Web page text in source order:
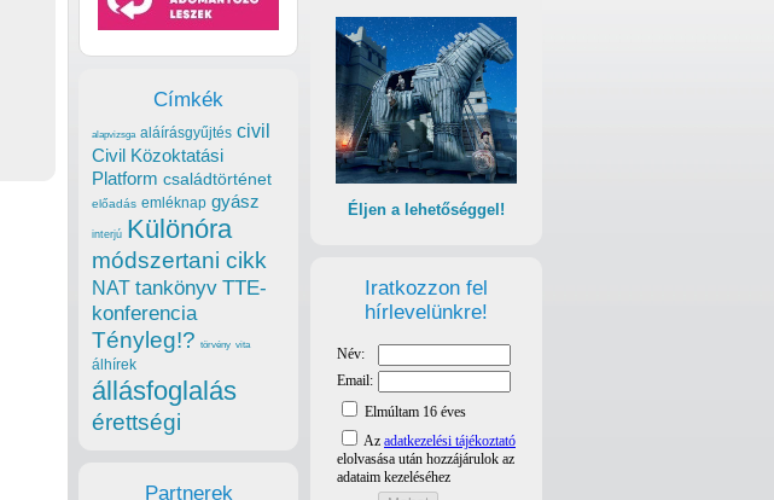
Éljen a lehetőséggel!
Iratkozzon fel
hírlevelünkre!
Címkék
alapvizsga aláírásgyűjtés civil
Civil Közoktatási
Platform családtörténet
előadás emléknap gyász
interjú Különóra
módszertani cikk
NAT tankönyv TTE-
konferencia
Tényleg!? törvény vita
álhírek
állásfoglalás
érettségi
Partnerek